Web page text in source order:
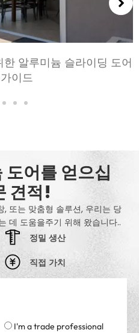
슬라이딩 도어
침실과
도어를 얻으십
견적!
, 또는 맞춤형 솔루션, 우리는 당
데 도움을주기 위해 왔습니다..
정밀 생산
직접 가치
I'm a trade professional